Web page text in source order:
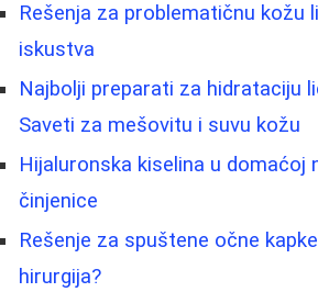
Rešenja za problematičnu kožu
iskustva
Najbolji preparati za hidrataciju
Saveti za mešovitu i suvu kožu
Hijaluronska kiselina u domaćoj
činjenice
Rešenje za spuštene očne
hirurgija?